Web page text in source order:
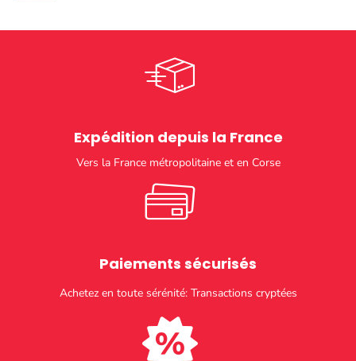
Expédition depuis la France
Vers la France métropolitaine et en Corse
Paiements sécurisés​
Achetez en toute sérénité: Transactions cryptées